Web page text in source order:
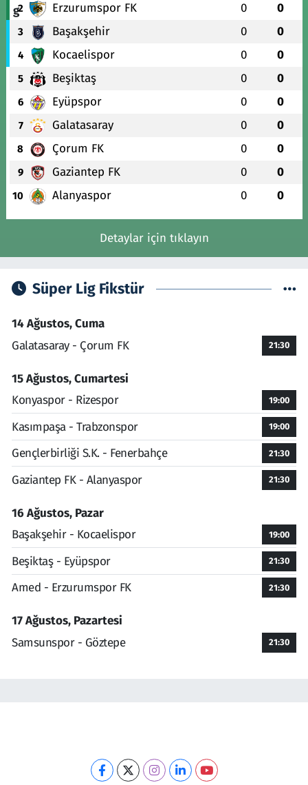
2 Erzurumspor FK 0 0
3 Başakşehir 0 0
4 Kocaelispor 0 0
5 Beşiktaş 0 0
6 Eyüpspor 0 0
7 Galatasaray 0 0
8 Çorum FK 0 0
9 Gaziantep FK 0 0
10 Alanyaspor 0 0
Detaylar için tıklayın
Süper Lig Fikstür
14 Ağustos, Cuma
Galatasaray - Çorum FK
21:30
15 Ağustos, Cumartesi
Konyaspor - Rizespor
19:00
Kasımpaşa - Trabzonspor 19:00
Gençlerbirliği S.K. - Fenerbahçe 21:30
Gaziantep FK - Alanyaspor 21:30
16 Ağustos, Pazar
Başakşehir - Kocaelispor
19:00
Beşiktaş - Eyüpspor 21:30
Amed - Erzurumspor FK 21:30
17 Ağustos, Pazartesi
Samsunspor - Göztepe
21:30